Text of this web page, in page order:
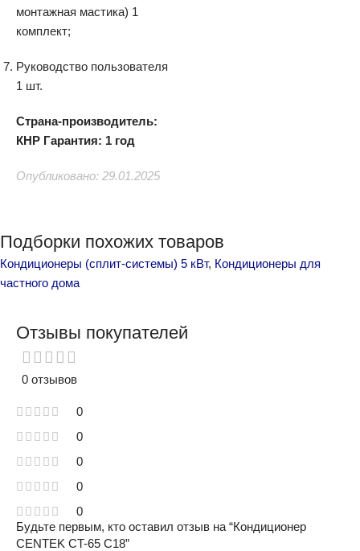
монтажная мастика) 1
комплект;
Руководство пользователя
1 шт.
Страна-производитель:
КНР Гарантия: 1 год
Опубликовано: 29.01.2025
Подборки похожих товаров
Кондиционеры (сплит-системы) 5 кВт, Кондиционеры для
частного дома
Отзывы покупателей
0 отзывов
0
0
0
0
0
Будьте первым, кто оставил отзыв на “Кондиционер
CENTEK CT-65 C18”